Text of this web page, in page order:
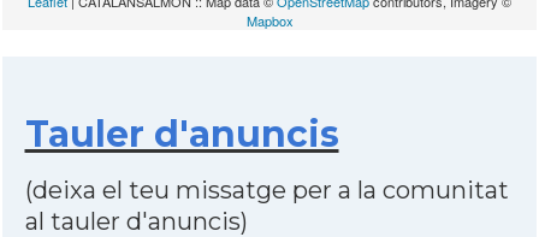
Mapbox
Tauler d'anuncis
(deixa el teu missatge per a la comunitat
al tauler d'anuncis)